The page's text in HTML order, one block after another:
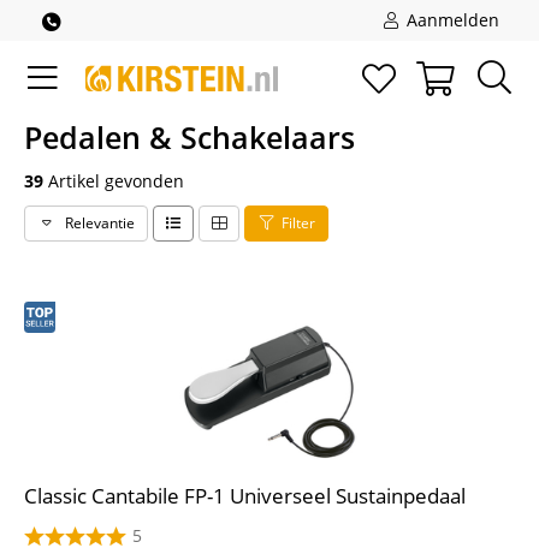
Aanmelden
Pedalen & Schakelaars
39 Artikel gevonden
Relevantie Filter
Classic Cantabile FP-1 Universeel Sustainpedaal
5